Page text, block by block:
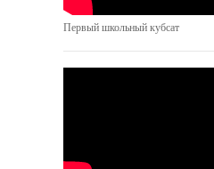
Первый школьный кубсат